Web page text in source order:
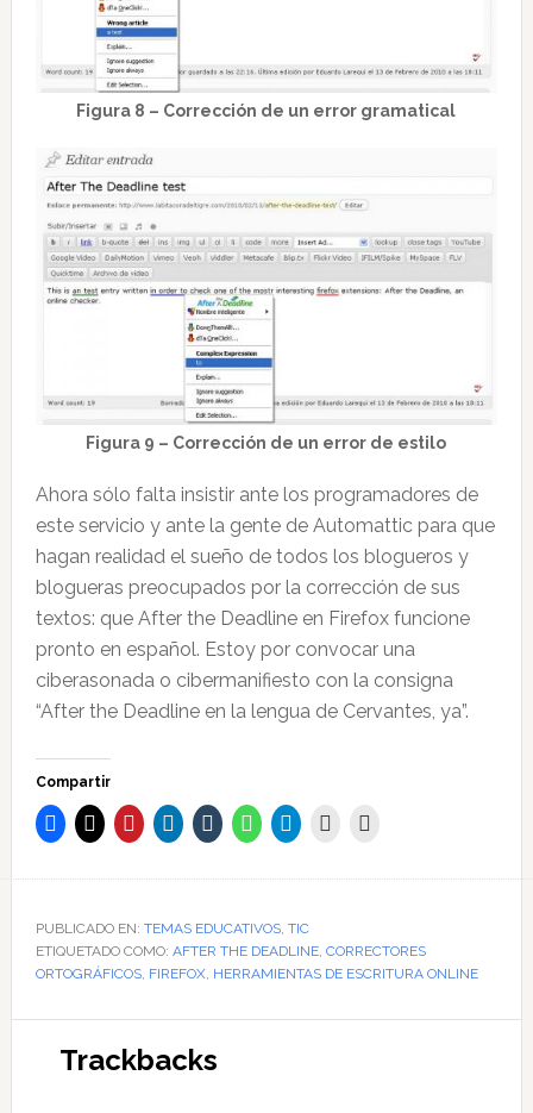
Figura 8 – Corrección de un error gramatical
Figura 9 – Corrección de un error de estilo
Ahora sólo falta insistir ante los programadores de
este servicio y ante la gente de Automattic para que
hagan realidad el sueño de todos los blogueros y
blogueras preocupados por la corrección de sus
textos: que After the Deadline en Firefox funcione
pronto en español. Estoy por convocar una
ciberasonada o cibermanifiesto con la consigna
“After the Deadline en la lengua de Cervantes, ya”.
Compartir
PUBLICADO EN: TEMAS EDUCATIVOS, TIC
ETIQUETADO COMO: AFTER THE DEADLINE, CORRECTORES
ORTOGRÁFICOS, FIREFOX, HERRAMIENTAS DE ESCRITURA ONLINE
Interacciones
con
Trackbacks